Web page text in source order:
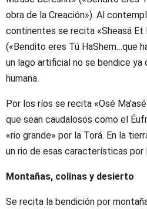
obra de la Creación»). Al
continentes se recita «Sheasá Et
(«Bendito eres Tú HaShem…que
un lago artificial no se bendice
humana.
Por los ríos se recita «Osé
que sean caudalosos como el
«rio grande» por la Torá. En la
un rio de esas características por
Montañas, colinas y desierto
Se recita la bendición por